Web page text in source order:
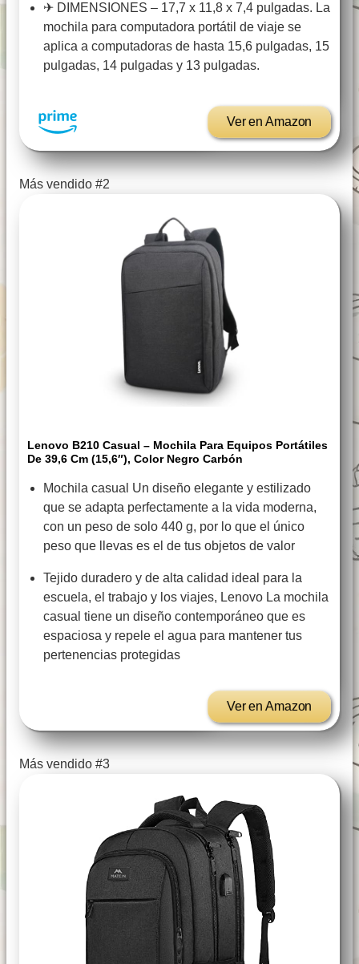
✈ DIMENSIONES – 17,7 x 11,8 x 7,4 pulgadas. La
mochila para computadora portátil de viaje se
aplica a computadoras de hasta 15,6 pulgadas, 15
pulgadas, 14 pulgadas y 13 pulgadas.
Ver en Amazon
Más vendido #2
Lenovo B210 Casual – Mochila Para Equipos Portátiles
De 39,6 Cm (15,6″), Color Negro Carbón
Mochila casual Un diseño elegante y estilizado
que se adapta perfectamente a la vida moderna,
con un peso de solo 440 g, por lo que el único
peso que llevas es el de tus objetos de valor
Tejido duradero y de alta calidad ideal para la
escuela, el trabajo y los viajes, Lenovo La mochila
casual tiene un diseño contemporáneo que es
espaciosa y repele el agua para mantener tus
pertenencias protegidas
Ver en Amazon
Más vendido #3